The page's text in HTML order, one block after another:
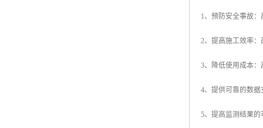
1、预防安全事故
2、提高施工效率
3、降低使用成本
4、提供可靠的数
5、提高监测结果